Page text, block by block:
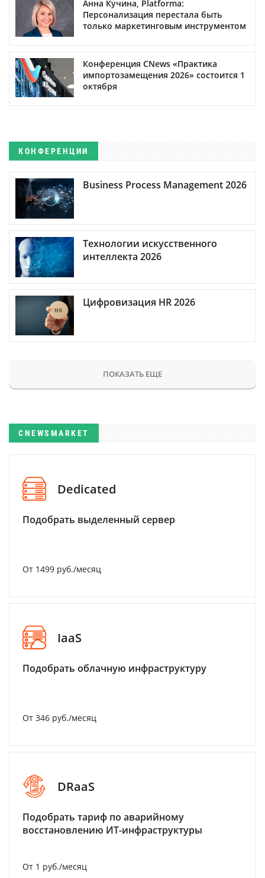
Анна Кучина, Platforma:
Персонализация перестала быть
только маркетинговым инструментом
Конференция CNews «Практика
импортозамещения 2026» состоится 1
октября
КОНФЕРЕНЦИИ
Business Process Management 2026
Технологии искусственного
интеллекта 2026
Цифровизация HR 2026
ПОКАЗАТЬ ЕЩЕ
CNEWSMARKET
Dedicated
Подобрать выделенный сервер
От 1499 руб./месяц
IaaS
Подобрать облачную инфраструктуру
От 346 руб./месяц
DRaaS
Подобрать тариф по аварийному
восстановлению ИТ-инфраструктуры
От 1 руб./месяц